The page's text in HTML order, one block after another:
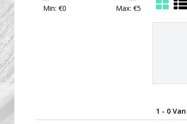
Min: €0 Max: €5
1 - 0